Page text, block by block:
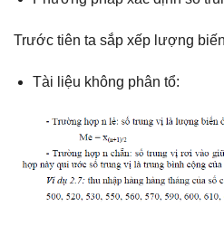
Trước tiên ta sắp xếp lượng
Tài liệu không phân tổ: